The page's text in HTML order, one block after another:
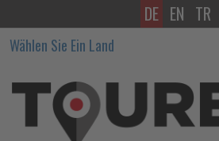
Barcelona
will
Touristensteuer
für
DE EN TR
Wählen Sie Ein Land